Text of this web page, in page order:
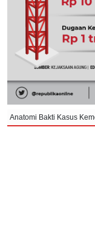
Anatomi Bakti Kasus